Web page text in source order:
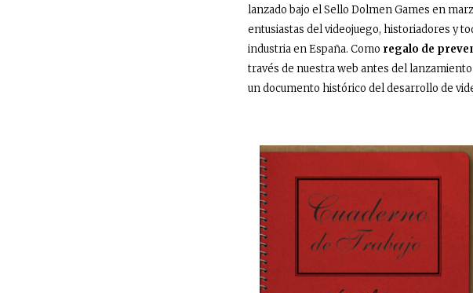
lanzado bajo el Sello Dolmen Games en
entusiastas del videojuego, historiadores y
industria en España. Como regalo de
través de nuestra web antes del
un documento histórico del desarrollo de